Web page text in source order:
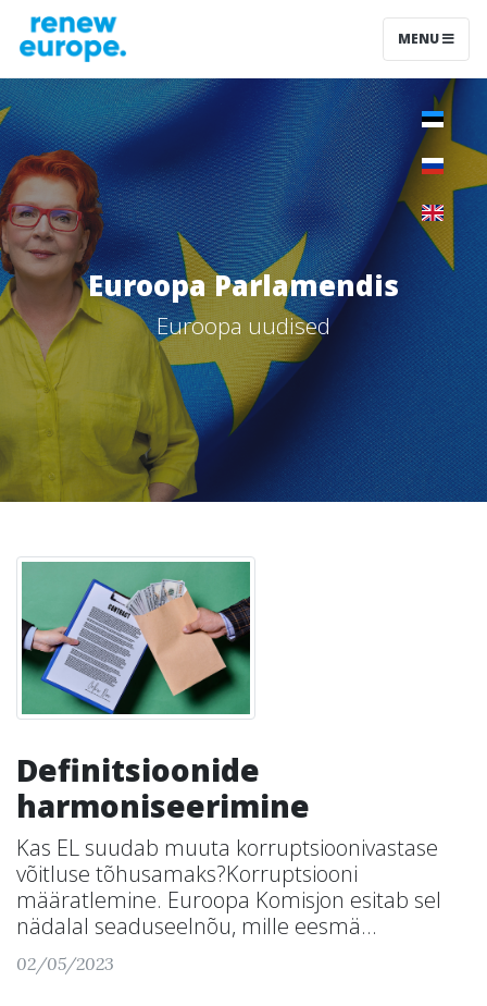
MENU
Euroopa Parlamendis
Euroopa uudised
Definitsioonide
harmoniseerimine
Kas EL suudab muuta korruptsioonivastase
võitluse tõhusamaks?Korruptsiooni
määratlemine. Euroopa Komisjon esitab sel
nädalal seaduseelnõu, mille eesmä...
02/05/2023